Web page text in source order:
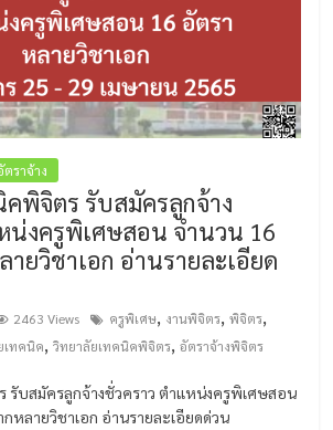
ตราจ้าง
พิจิตร รับสมัครลูกจ้าง
น่งครูพิเศษสอน จำนวน 16
ยวิชาเอก อ่านรายละเอียด
2463 Views ครูพิเศษ, งานพิจิตร,พิจิตร,
เทคนิค,วิทยาลัยเทคนิคพิจิตร,อัตราจ้างพิจิตร
รับสมัครลูกจ้างชั่วคราว ตำแหน่งครูพิเศษสอน
หลายวิชาเอก อ่านรายละเอียดด่วน